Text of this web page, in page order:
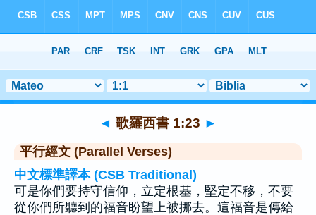
> 聖經金句 23
◄ 歌羅西書 1:23 ►
平行經文 (Parallel Verses)
中文標準譯本 (CSB Traditional)
可是你們要持守信仰，立定根基，堅定不移，不要
從你們所聽到的福音盼望上被挪去。這福音是傳給